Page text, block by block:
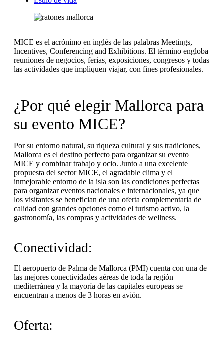
MICE es el acrónimo en inglés de las palabras Meetings,
Incentives, Conferencing and Exhibitions. El término engloba
reuniones de negocios, ferias, exposiciones, congresos y todas
las actividades que impliquen viajar, con fines profesionales.
¿Por qué elegir Mallorca para
su evento MICE?
Por su entorno natural, su riqueza cultural y sus tradiciones,
Mallorca es el destino perfecto para organizar su evento
MICE y combinar trabajo y ocio. Junto a una excelente
propuesta del sector MICE, el agradable clima y el
inmejorable entorno de la isla son las condiciones perfectas
para organizar eventos nacionales e internacionales, ya que
los visitantes se benefician de una oferta complementaria de
calidad con grandes opciones como el turismo activo, la
gastronomía, las compras y actividades de wellness.
Conectividad:
El aeropuerto de Palma de Mallorca (PMI) cuenta con una de
las mejores conectividades aéreas de toda la región
mediterránea y la mayoría de las capitales europeas se
encuentran a menos de 3 horas en avión.
Oferta: